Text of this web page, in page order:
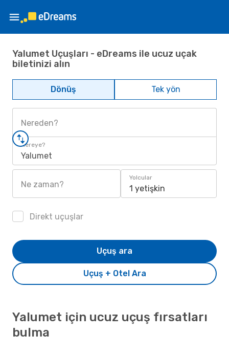
Yalumet Uçuşları - eDreams ile ucuz uçak
biletinizi alın
Dönüş Tek yön
Nereden?
Nereye?
Yalumet
Ne zaman?
Yolcular
1 yetişkin
Direkt uçuşlar
Uçuş + Otel Ara
Uçuş ara
Yalumet için ucuz uçuş fırsatları
bulma